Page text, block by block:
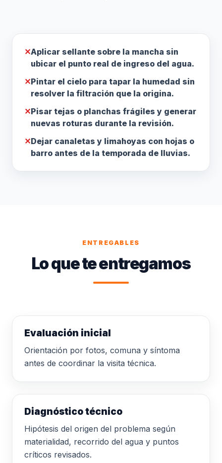
✕Aplicar sellante sobre la mancha sin
ubicar el punto real de ingreso del agua.
✕Pintar el cielo para tapar la humedad sin
resolver la filtración que la origina.
✕Pisar tejas o planchas frágiles y generar
nuevas roturas durante la revisión.
✕Dejar canaletas y limahoyas con hojas o
barro antes de la temporada de lluvias.
ENTREGABLES
Lo que te entregamos
Evaluación inicial
Orientación por fotos, comuna y síntoma
antes de coordinar la visita técnica.
Diagnóstico técnico
Hipótesis del origen del problema según
materialidad, recorrido del agua y puntos
críticos revisados.